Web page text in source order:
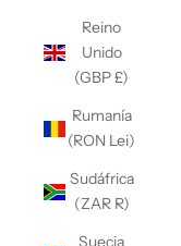
Reino
Unido
(GBP £)
Rumanía
(RON Lei)
Sudáfrica
(ZAR R)
Suecia